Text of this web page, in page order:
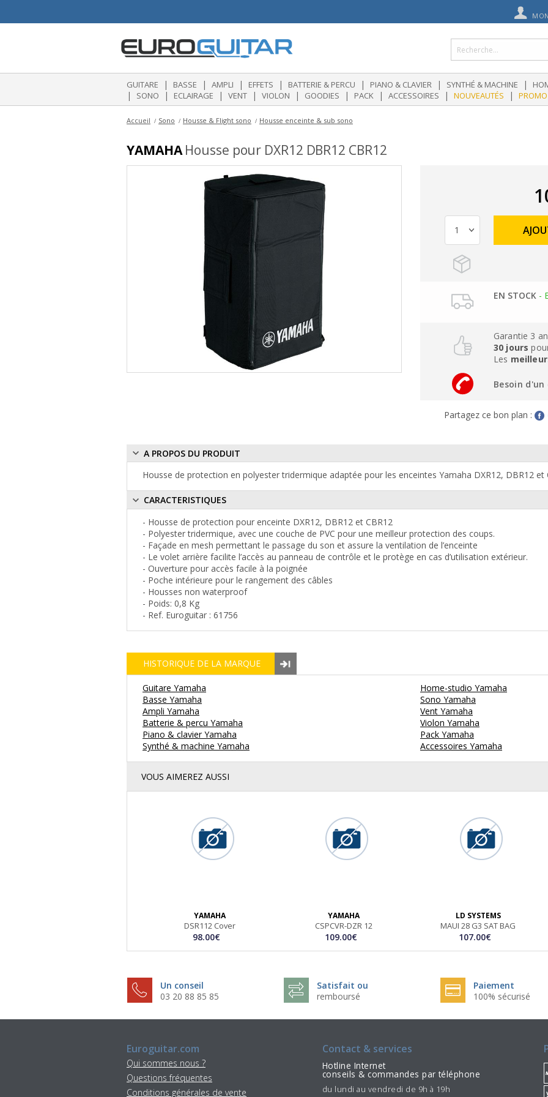
GUITARE | BASSE | AMPLI | EFFETS | BATTERIE & PERCU | PIANO & CLAVIER | SYNTHÉ & MACHINE |
| SONO | ECLAIRAGE | VENT | VIOLON | GOODIES | PACK | ACCESSOIRES | NOUVEAUTÉS | PROMO
Accueil Sono Housse & Flight sono Housse enceinte & sub sono
YAMAHAHousse pour DXR12 DBR12 CBR12
EN STOCK-
Garantie 3
30 jours
Les
Besoin d'un
Partagez ce bon plan :
A PROPOS DU PRODUIT
Housse de protection en polyester tridermique adaptée pour les enceintes Yamaha DXR12, DBR12 et
CARACTERISTIQUES
- Housse de protection pour enceinte DXR12, DBR12 et CBR12
- Polyester tridermique, avec une couche de PVC pour une meilleur protection des coups.
- Façade en mesh permettant le passage du son et assure la ventilation de l’enceinte
- Le volet arrière facilite l’accès au panneau de contrôle et le protège en cas d’utilisation extérieur.
- Ouverture pour accès facile à la poignée
- Poche intérieure pour le rangement des câbles
- Housses non waterproof
- Poids: 0,8 Kg
- Ref. Euroguitar : 61756
HISTORIQUE DE LA MARQUE
Guitare Yamaha
Basse Yamaha
Ampli Yamaha
Batterie & percu Yamaha
Piano & clavier Yamaha
Synthé & machine Yamaha
Home-studio Yamaha
Sono Yamaha
Vent Yamaha
Violon Yamaha
Pack Yamaha
Accessoires Yamaha
VOUS AIMEREZ AUSSI
YAMAHA
DSR112 Cover
98.00€
YAMAHA
CSPCVR-DZR 12
109.00€
LD SYSTEMS
MAUI 28 G3 SAT BAG
107.00€
Un conseil
03 20 88 85 85
Satisfait ou
remboursé
Paiement
100% sécurisé
Euroguitar.com
Qui sommes nous ?
Questions fréquentes
Conditions générales de vente
Contact & services
Hotline Internet
conseils & commandes par téléphone
du lundi au vendredi de 9h à 19h